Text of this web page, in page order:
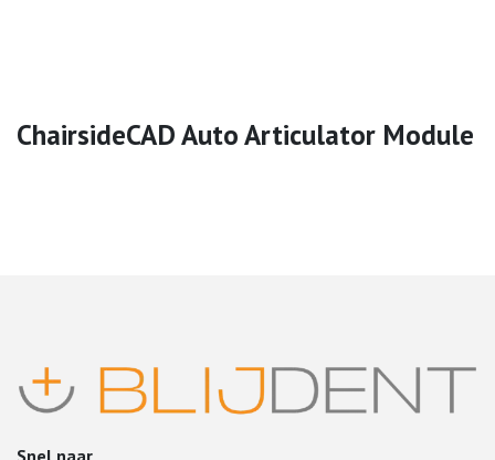
ChairsideCAD Auto Articulator Module